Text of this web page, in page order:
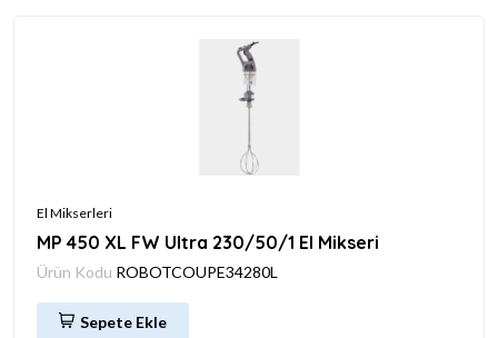
El Mikserleri
MP 450 XL FW Ultra 230/50/1 El Mikseri
Ürün Kodu ROBOTCOUPE34280L
Sepete Ekle